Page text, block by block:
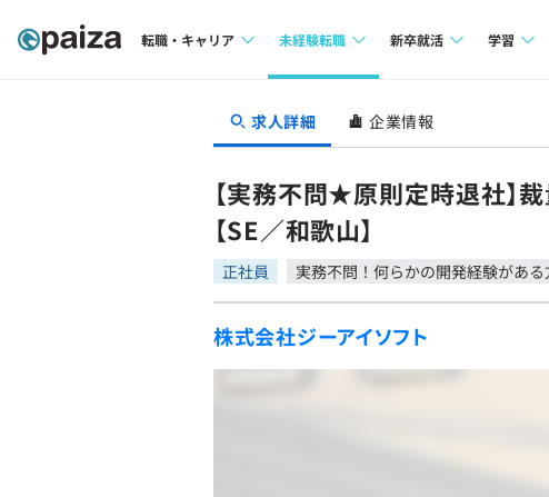
転職・キャリア
転職成功ガイド
未経験転職
求人検索
転職成功ガイド
新卒就活
本選考
インターン
インタビュー
学習
4択課
リファ
求人詳細 企業情報
【実務不問★原則定時退社】
【SE／和歌山】
正社員 実務不問！何らかの開発経験がある
株式会社ジーアイソフト